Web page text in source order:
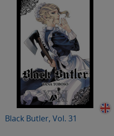
Black Butler, Vol. 31